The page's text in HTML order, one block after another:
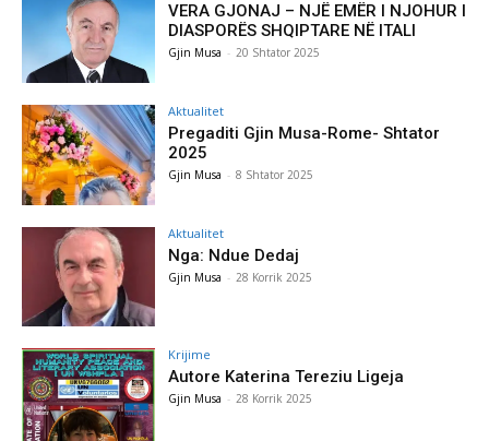
VERA GJONAJ – NJË EMËR I NJOHUR I
DIASPORËS SHQIPTARE NË ITALI
Gjin Musa - 20 Shtator 2025
Aktualitet
Pregaditi Gjin Musa-Rome- Shtator
2025
Gjin Musa - 8 Shtator 2025
Aktualitet
Nga: Ndue Dedaj
Gjin Musa - 28 Korrik 2025
Krijime
Autore Katerina Tereziu Ligeja
Gjin Musa - 28 Korrik 2025